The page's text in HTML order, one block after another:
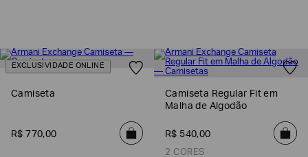
EXCLUSIVIDADE ONLINE
Camiseta
R$ 770,00
Camiseta Regular Fit em
Malha de Algodão
R$ 540,00
2 CORES